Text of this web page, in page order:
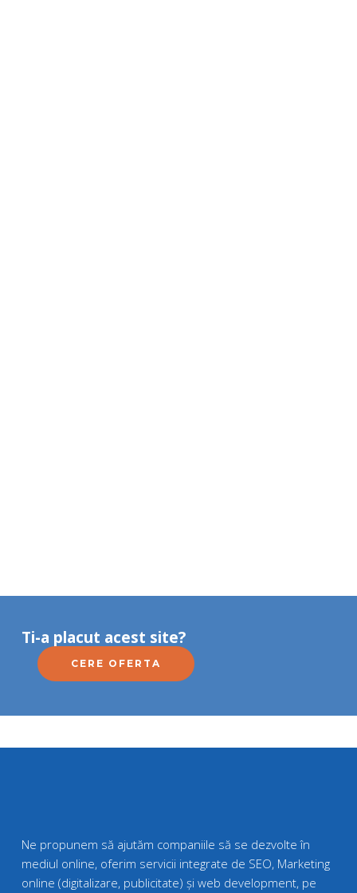
Ti-a placut acest site?
CERE OFERTA
Ne propunem să ajutăm companiile să se dezvolte în
mediul online, oferim servicii integrate de SEO, Marketing
online (digitalizare, publicitate) și web development, pe